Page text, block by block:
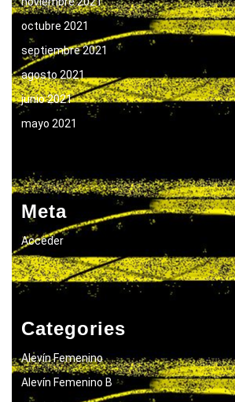
octubre 2021
septiembre 2021
agosto 2021
junio 2021
mayo 2021
Meta
Acceder
Categories
Alevín Femenino
Alevín Femenino B